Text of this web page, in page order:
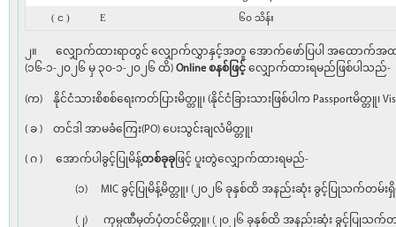
( င ) E ၆၀ သိန်း
၂။ လျှောက်ထားရာတွင် လျှောက်လွှာနှင့်အတူ အောက်ဖော်ပြပါ အထောက်အထားမ
(၁၆-၁-၂၀၂၆ မှ ၃၀-၁-၂၀၂၆ ထိ)Online စနစ်ဖြင့် လျှောက်ထားရမည်ဖြစ်ပါသည်-
(က) နိုင်ငံသားစိစစ်ရေးကတ်ပြားမိတ္တူ၊ (နိုင်ငံခြားသားဖြစ်ပါက Passportမိတ္
( ခ ) တင်ဒါ အာမခံကြေး(PO) ပေးသွင်းချလံမိတ္တူ၊
( ဂ ) အောက်ပါခွင့်ပြုမိန့်တစ်ခုခု ဖြင့် ပူးတွဲလျှောက်ထားရမည်-
(၁) MIC ခွင့်ပြုမိန့်မိတ္တူ၊ (၂၀၂၆ ခုနှစ်ထိ အနည်းဆုံး ခွင့်ပြုသက်တမ်းရှိ
(၂) ကုမ္ပဏီမှတ်ပုံတင်မိတ္တူ၊ (၂၀၂၆ ခုနှစ်ထိ အနည်းဆုံး ခွင့်ပြုသက်တမ်း